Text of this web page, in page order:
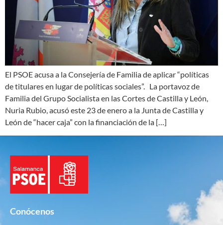
El PSOE acusa a la Consejería de Familia de aplicar “políticas
de titulares en lugar de políticas sociales”. La portavoz de
Familia del Grupo Socialista en las Cortes de Castilla y León,
Nuria Rubio, acusó este 23 de enero a la Junta de Castilla y
León de “hacer caja” con la financiación de la […]
Conócenos